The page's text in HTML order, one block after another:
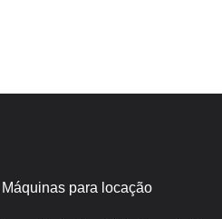
Máquinas para locação